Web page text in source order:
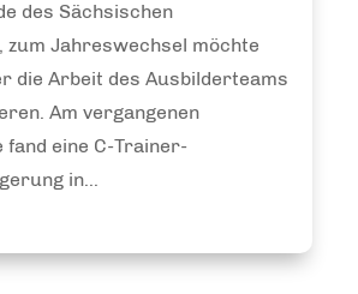
des Sächsischen
zum Jahreswechsel möchte
die Arbeit des Ausbilderteams
Am vergangenen
fand eine C-Trainer-
in...